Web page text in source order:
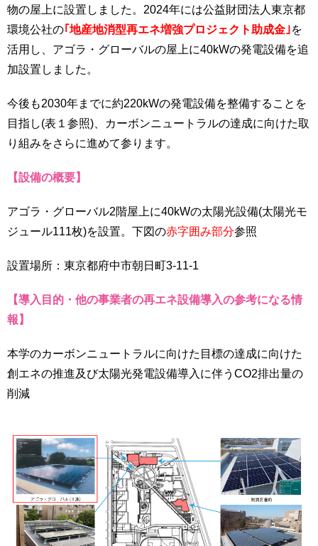
物の屋上に設置しました。2024年には公益財団法人東京都
環境公社の｢地産地消型再エネ増強プロジェクト助成金｣を
活用し、アゴラ・グローバルの屋上に40kWの発電設備を追
加設置しました。
今後も2030年までに約220kWの発電設備を整備することを
目指し(表１参照)、カーボンニュートラルの達成に向けた取
り組みをさらに進めて参ります。
【設備の概要】
アゴラ・グローバル2階屋上に40kWの太陽光設備(太陽光モ
ジュール111枚)を設置。下図の赤字囲み部分参照
設置場所：東京都府中市朝日町3-11-1
【導入目的・他の事業者の再エネ設備導入の参考になる情
報】
本学のカーボンニュートラルに向けた目標の達成に向けた
創エネの推進及び太陽光発電設備導入に伴うCO2排出量の
削減